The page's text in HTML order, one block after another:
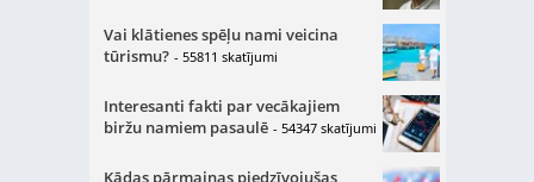
Vai klātienes spēļu nami veicina
tūrismu? - 55811 skatījumi
Interesanti fakti par vecākajiem
biržu namiem pasaulē - 54347 skatījumi
Kādas pārmaiņas piedzīvojušas